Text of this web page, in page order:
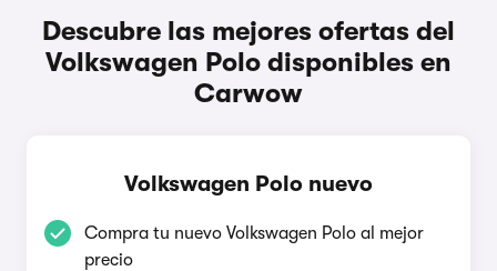
Descubre las mejores ofertas del
Volkswagen Polo disponibles en
Carwow
Volkswagen Polo nuevo
Compra tu nuevo Volkswagen Polo al mejor
precio